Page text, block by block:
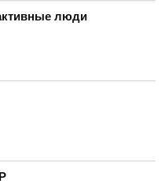
люди